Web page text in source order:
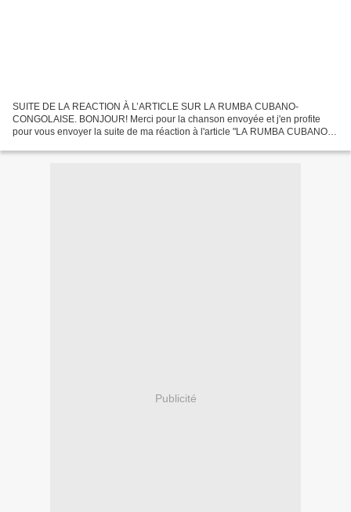
SUITE DE LA REACTION À L’ARTICLE SUR LA RUMBA CUBANO-
CONGOLAISE. BONJOUR! Merci pour la chanson envoyée et j'en profite
pour vous envoyer la suite de ma réaction à l'article "LA RUMBA CUBANO-
Publicité